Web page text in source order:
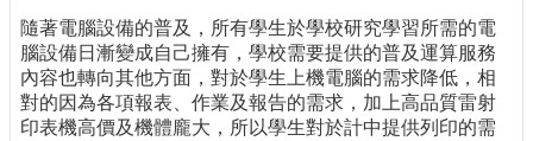
取
消
網
站
導
隨著電腦設備的普及，所有學生於學校研究學習所需的電
腦設備日漸變成自己擁有，學校需要提供的普及運算服務
內容也轉向其他方面，對於學生上機電腦的需求降低，相
對的因為各項報表、作業及報告的需求，加上高品質雷射
印表機高價及機體龐大，所以學生對於計中提供列印的需